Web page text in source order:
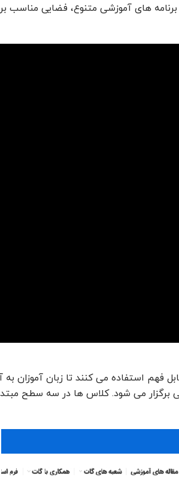
های آموزشی متنوع، فضایی مناسب
فهم استفاده می کنند تا زبان آموزان به
برگزار می شود. کلاس ها در سه سطح